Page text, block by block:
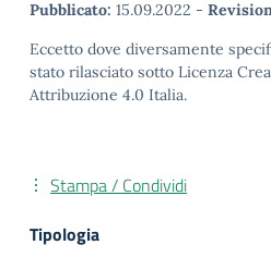
Pubblicato: 15.09.2022 -
Eccetto dove diversamente
stato rilasciato sotto Licenza
Attribuzione 4.0 Italia.
Stampa / Condividi
Tipologia